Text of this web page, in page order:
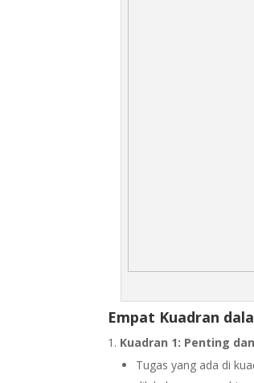
Empat Kuadran
Kuadran 1: Penting
Tugas yang ada di